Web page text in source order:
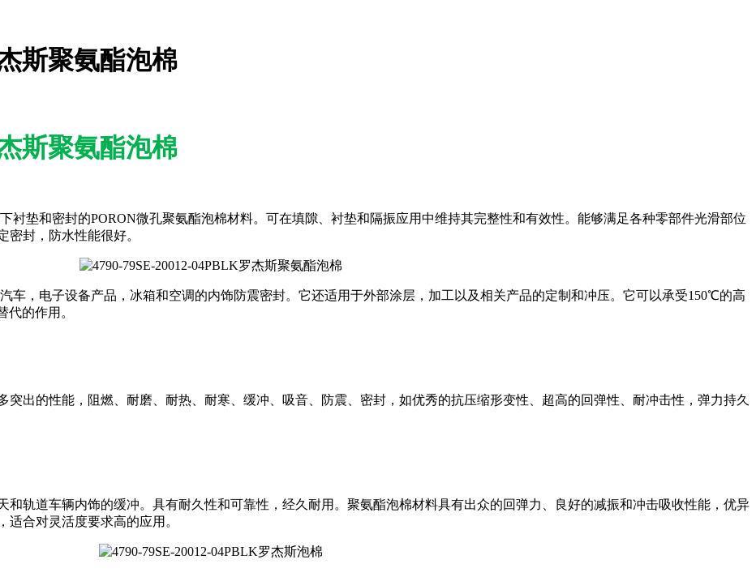
斯聚氨酯泡棉
斯聚氨酯泡棉
衬垫和密封的PORON微孔聚氨酯泡棉材料。可在填隙、衬垫和隔振应用中维持其完整性和有效性。能够满足各种零部件光滑部位
封，防水性能很好。
车，电子设备产品，冰箱和空调的内饰防震密封。它还适用于外部涂层，加工以及相关产品的定制和冲压。它可以承受150℃的高
的作用。
出的性能，阻燃、耐磨、耐热、耐寒、缓冲、吸音、防震、密封，如优秀的抗压缩形变性、超高的回弹性、耐冲击性，弹力持久
轨道车辆内饰的缓冲。具有耐久性和可靠性，经久耐用。聚氨酯泡棉材料具有出众的回弹力、良好的减振和冲击吸收性能，优异
合对灵活度要求高的应用。